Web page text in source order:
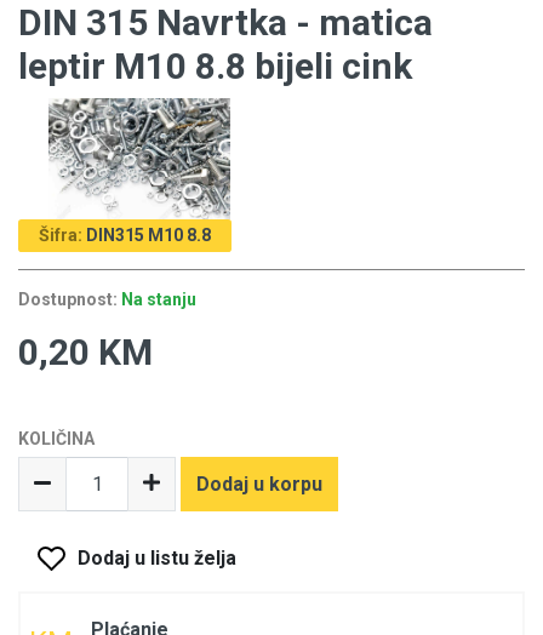
DIN 315 Navrtka - matica
leptir M10 8.8 bijeli cink
Šifra: DIN315 M10 8.8
Dostupnost: Na stanju
0,20 KM
KOLIČINA
Dodaj u korpu
Dodaj u listu želja
Plaćanje